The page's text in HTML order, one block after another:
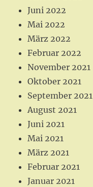
Juni 2022
Mai 2022
März 2022
Februar 2022
November 2021
Oktober 2021
September 2021
August 2021
Juni 2021
Mai 2021
März 2021
Februar 2021
Januar 2021